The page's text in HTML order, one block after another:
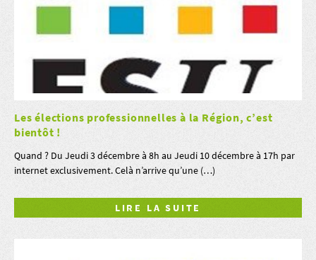
Les élections professionnelles à la Région, c’est
bientôt !
Quand ? Du Jeudi 3 décembre à 8h au Jeudi 10 décembre à 17h par
internet exclusivement. Celà n’arrive qu’une (…)
LIRE LA SUITE